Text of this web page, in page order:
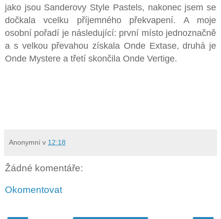
jako jsou Sanderovy Style Pastels, nakonec jsem se
dočkala vcelku příjemného překvapení. A moje
osobní pořadí je následující: první místo jednoznačně
a s velkou převahou získala Onde Extase, druhá je
Onde Mystere a třetí skončila Onde Vertige.
Anonymní v 12:18
Žádné komentáře:
Okomentovat